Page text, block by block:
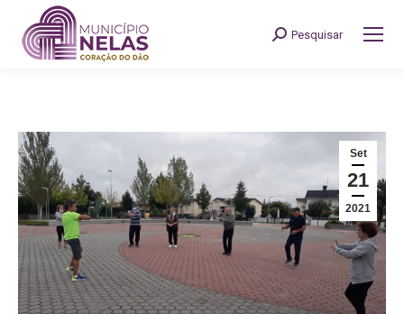
Search:
Pesquisar
Set
21
2021